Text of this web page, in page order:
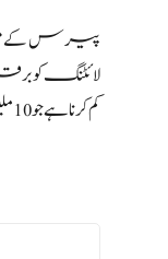
پیرس کے
لائٹنگ کو
کم کرنا ہے جو 10 ملین یورو کی بچت کرکے بڑھتے ہوئے اخراجات کے نقصان دہ اثرات کو کم کر سکتا ہے۔